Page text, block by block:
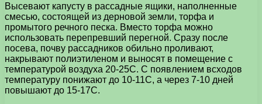
Высевают капусту в рассадные ящики, наполненные
смесью, состоящей из дерновой земли, торфа и
промытого речного песка. Вместо торфа можно
использовать перепревший перегной. Сразу после
посева, почву рассадников обильно проливают,
накрывают полиэтиленом и выносят в помещение с
температурой воздуха 20-25С. С появлением всходов
температуру понижают до 10-11С, а через 7-10 дней
повышают до 15-17С.